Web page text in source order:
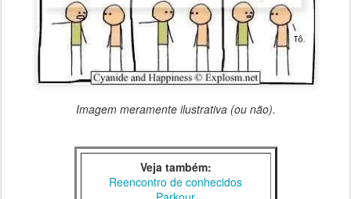
Imagem meramente ilustrativa (ou não).
Veja também:
Reencontro de conhecidos